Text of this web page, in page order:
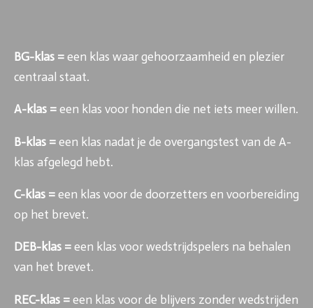
BG-klas =een klas waar gehoorzaamheid en plezier
centraal staat.
A-klas =een klas voor honden die net iets meer willen.
B-klas =een klas nadat je de overgangstest van de A-
klas afgelegd hebt.
C-klas =een klas voor de doorzetters en voorbereiding
op het brevet.
DEB-klas =een klas voor wedstrijdspelers na behalen
van het brevet.
REC-klas =een klas voor de blijvers zonder wedstrijden